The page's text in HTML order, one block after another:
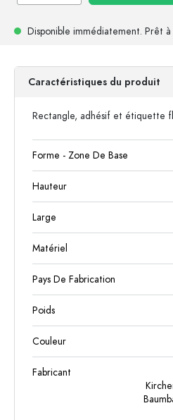
Disponible immédiatement. Prêt
Caractéristiques du produit
Rectangle, adhésif et étiquette
Forme - Zone De Base
Hauteur
Large
Matériel
Pays De Fabrication
Poids
Couleur
Fabricant